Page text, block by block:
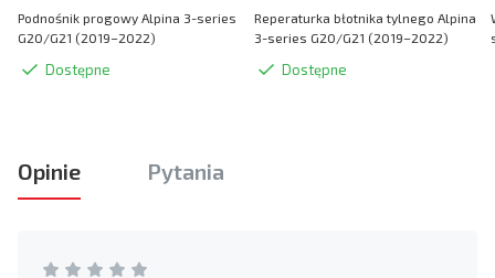
Podnośnik progowy Alpina 3-series
G20/G21 (2019–2022)
Dostępne
Reperaturka błotnika tylnego Alpina
3-series G20/G21 (2019–2022)
Dostępne
Opinie Pytania